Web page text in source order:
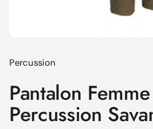
Percussion
Pantalon
Percussion